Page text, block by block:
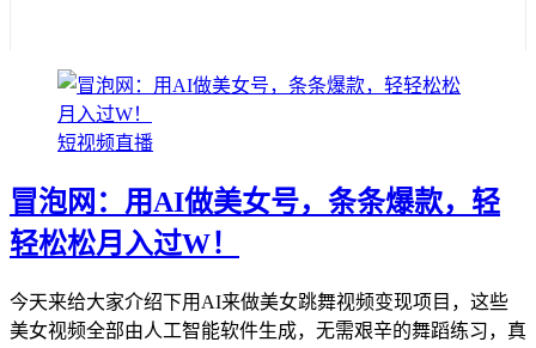
短视频直播
冒泡网：用AI做美女号，条条爆款，轻
轻松松月入过W！
今天来给大家介绍下用AI来做美女跳舞视频变现项目，这些
美女视频全部由人工智能软件生成，无需艰辛的舞蹈练习，真